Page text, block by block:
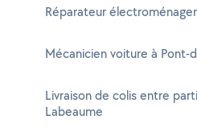
Réparateur
Mécanicien voiture à Pont-
Livraison de colis entre
Labeaume